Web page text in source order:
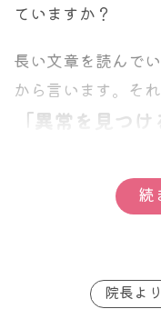
ていますか？
長い文章を読んで
から言います。そ
「異常を見つ
（乳腺の異常を見
自分の乳腺の状態
続
院長よ